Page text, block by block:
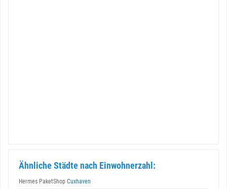
Ähnliche Städte nach Einwohnerzahl:
Hermes PaketShop Cuxhaven